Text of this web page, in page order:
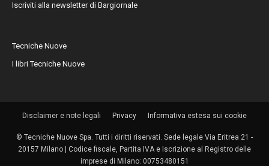
Iscriviti alla newsletter di Bargiornale
Tecniche Nuove
I libri Tecniche Nuove
Disclaimer e note legali Privacy Informativa estesa sui cookie
© Tecniche Nuove Spa. Tutti i diritti riservati. Sede legale Via Eritrea 21 -
20157 Milano | Codice fiscale, Partita IVA e Iscrizione al Registro delle
imprese di Milano: 00753480151